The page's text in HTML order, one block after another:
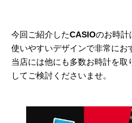
今回ご紹介したCASIOのお時計
使いやすいデザインで非常にお
当店には他にも多数お時計を
してご検討くださいませ。